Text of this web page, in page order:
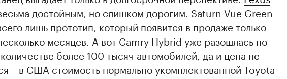
достойным, но слишком дорогим. Saturn Vue Green
лишь прототип, который появится в продаже только
месяцев. А вот Camry Hybrid уже разошлась по
более 100 тысяч автомобилей, да и цена не
– в США стоимость нормально укомплектованной Toyota